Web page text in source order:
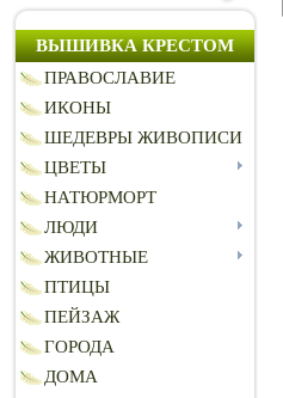
ВЫШИВКА КРЕСТОМ
ПРАВОСЛАВИЕ
ИКОНЫ
ШЕДЕВРЫ ЖИВОПИСИ
ЦВЕТЫ
НАТЮРМОРТ
ЛЮДИ
ЖИВОТНЫЕ
ПТИЦЫ
ПЕЙЗАЖ
ГОРОДА
ДОМА